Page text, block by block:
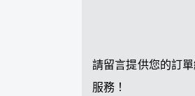
請留言提供您的訂
服務！